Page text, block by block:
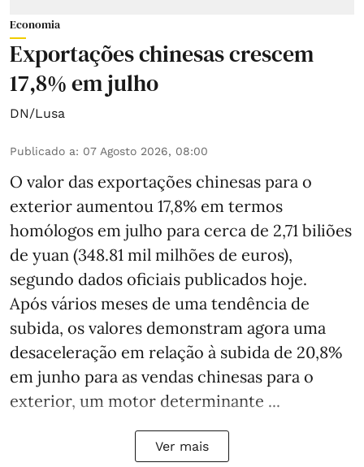
Economia
Exportações chinesas crescem
17,8% em julho
DN/Lusa
Publicado a: 07 Agosto 2026, 08:00
O valor das exportações chinesas para o
exterior aumentou 17,8% em termos
homólogos em julho para cerca de 2,71 biliões
de yuan (348.81 mil milhões de euros),
segundo dados oficiais publicados hoje.
Após vários meses de uma tendência de
subida, os valores demonstram agora uma
desaceleração em relação à subida de 20,8%
em junho para as vendas chinesas para o
exterior, um motor determinante ...
Ver mais